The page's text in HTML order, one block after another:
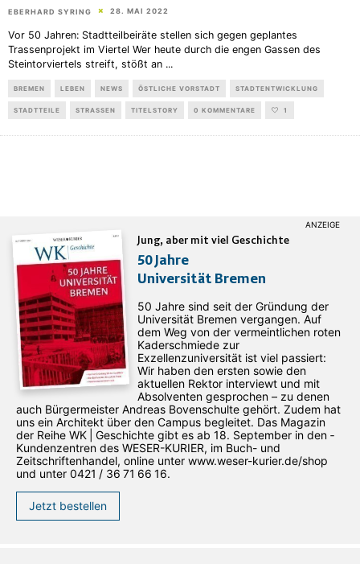
EBERHARD SYRING 28. MAI 2022
Vor 50 Jahren: Stadtteilbeiräte stellen sich gegen geplantes
Trassenprojekt im Viertel Wer heute durch die engen Gassen des
Steintorviertels streift, stößt an ...
BREMEN LEBEN NEWS ÖSTLICHE VORSTADT STADTENTWICKLUNG
STADTTEILE STRASSEN TITELSTORY 0 KOMMENTARE 1
Jung, aber mit viel Geschichte
50 Jahre
Universität Bremen
50 Jahre sind seit der Gründung der
Universität Bremen vergangen. Auf
dem Weg von der vermeintlichen roten
Kaderschmiede zur
Exzellenzuniversität ist viel passiert:
Wir haben den ersten sowie den
aktuellen Rektor interviewt und mit
Absolventen gesprochen – zu denen
auch Bürgermeister Andreas Bovenschulte gehört. Zudem hat
uns ein Architekt über den Campus begleitet. Das Magazin
der Reihe WK | Geschichte gibt es ab 18. September in den ­
Kundenzentren des WESER-­KURIER, im Buch- und
Zeitschriftenhandel, online unter www.weser-kurier.de/shop
und unter 0421 / 36 71 66 16.
Jetzt bestellen